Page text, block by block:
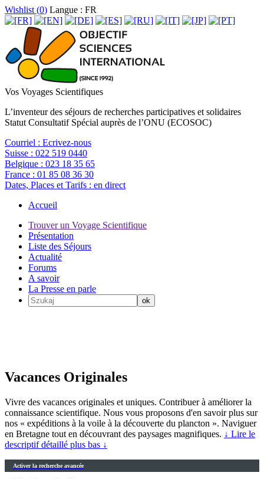
Wishlist (0) Langue : FR
Vos Voyages Scientifiques
L’inventeur des séjours de recherches participatives et solidaires
Statut Consultatif Spécial auprès de l’ONU (ECOSOC)
Courriel : Ecrivez-nous
Suisse : 022 519 0440
Belgique : 023 18 35 65
France : 01 85 08 36 30
Dates, Places et Tarifs : en direct
Accueil
Trouver un Voyage Scientifique
Présentation
Liste des Séjours
Actualité
Forums
A savoir
La Presse en parle
Vacances Originales
Vivre des vacances originales et uniques. Contribuer à améliorer la
connaissance scientifique. Nous vous proposons d'en savoir plus sur
nos « expéditions à la voile à la découverte du plancton ». Naviguer
en Bretagne tout en découvrant des paysages magnifiques. ↓ Lire le
descriptif détaillé plus bas ↓
Activer la recherche avancée